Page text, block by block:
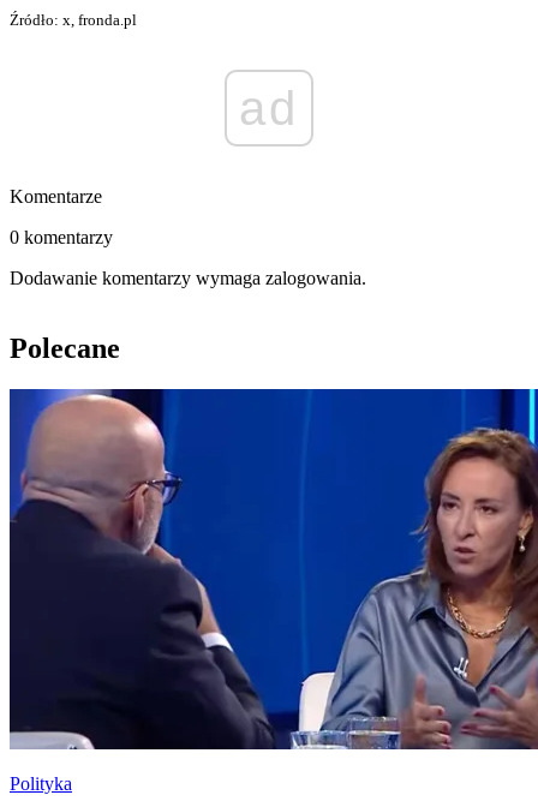
Źródło: x, fronda.pl
ad
Komentarze
0 komentarzy
Dodawanie komentarzy wymaga zalogowania.
Polecane
Polityka